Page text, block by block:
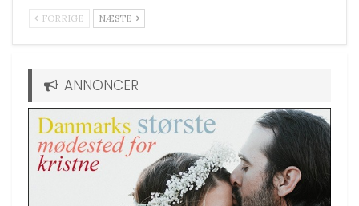
FORRIGE NÆSTE
ANNONCER